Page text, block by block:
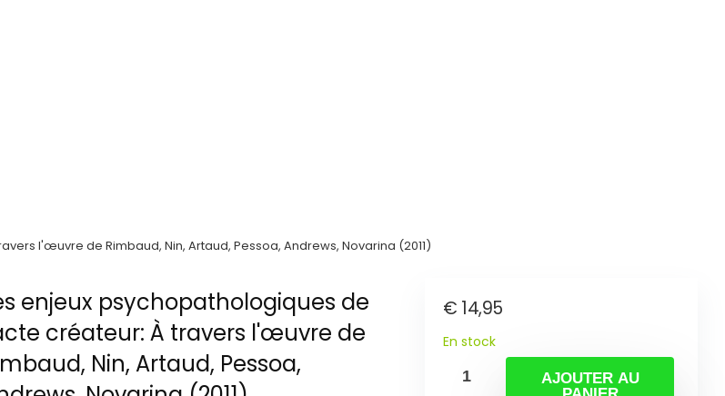
l'œuvre de Rimbaud, Nin, Artaud, Pessoa, Andrews, Novarina (2011)
enjeux psychopathologiques de
créateur: À travers l'œuvre de
Nin, Artaud, Pessoa,
€ 14,95
En stock
AJOUTER AU